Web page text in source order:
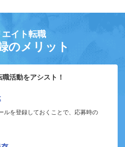
エイト転職
のメリット
活動をアシスト！
ルを登録しておくことで、応募時の